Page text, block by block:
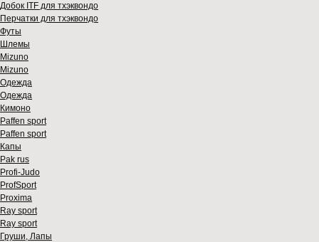
Добок ITF для тхэквондо
Перчатки для тхэквондо
Футы
Шлемы
Mizuno
Mizuno
Одежда
Одежда
Кимоно
Paffen sport
Paffen sport
Капы
Pak rus
Profi-Judo
ProfSport
Proxima
Ray sport
Ray sport
Груши, Лапы